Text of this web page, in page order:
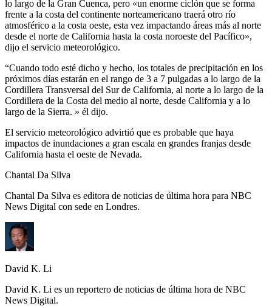
lo largo de la Gran Cuenca, pero «un enorme ciclón que se forma
frente a la costa del continente norteamericano traerá otro río
atmosférico a la costa oeste, esta vez impactando áreas más al norte
desde el norte de California hasta la costa noroeste del Pacífico»,
dijo el servicio meteorológico.
“Cuando todo esté dicho y hecho, los totales de precipitación en los
próximos días estarán en el rango de 3 a 7 pulgadas a lo largo de la
Cordillera Transversal del Sur de California, al norte a lo largo de la
Cordillera de la Costa del medio al norte, desde California y a lo
largo de la Sierra. » él dijo.
El servicio meteorológico advirtió que es probable que haya
impactos de inundaciones a gran escala en grandes franjas desde
California hasta el oeste de Nevada.
Chantal Da Silva
Chantal Da Silva es editora de noticias de última hora para NBC
News Digital con sede en Londres.
David K. Li
David K. Li es un reportero de noticias de última hora de NBC
News Digital.